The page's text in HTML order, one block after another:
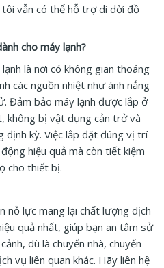
vẫn có thể hỗ trợ di dời đồ
cho máy lạnh?
là nơi có không gian thoáng
các nguồn nhiệt như ánh nắng
Đảm bảo máy lạnh được lắp ở
không bị vật dụng cản trở và
định kỳ. Việc lắp đặt đúng vị trí
hiệu quả mà còn tiết kiệm
cho thiết bị.
nỗ lực mang lại chất lượng dịch
quả nhất, giúp bạn an tâm sử
dù là chuyển nhà, chuyển
vụ liên quan khác. Hãy liên hệ